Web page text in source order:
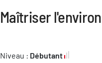
Maîtriser
Niveau : Débutant